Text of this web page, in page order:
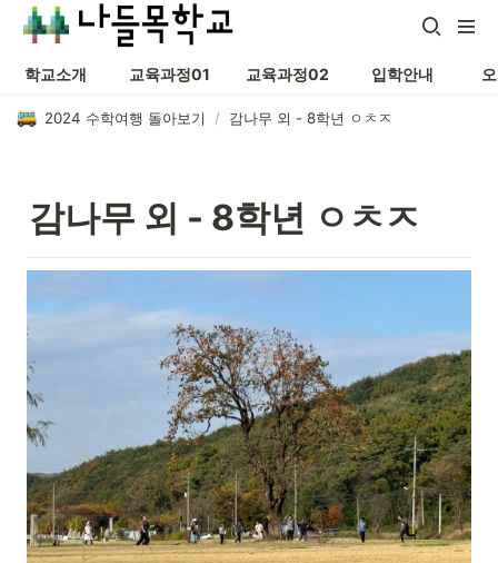
학교소개 교육과정01 교육과정02 입학안내
2024 수학여행 돌아보기 / 감나무 외 - 8학년 ㅇㅊㅈ
감나무 외 - 8학년 ㅇㅊㅈ